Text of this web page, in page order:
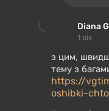
Diana
1 рік
з цим,
тему з
https://
oshibki-